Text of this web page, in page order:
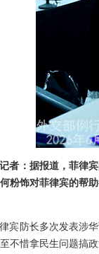
记者：据报道，菲律
粉饰对菲律宾的帮
宾防长多次发表涉
不惜拿民生问题搞